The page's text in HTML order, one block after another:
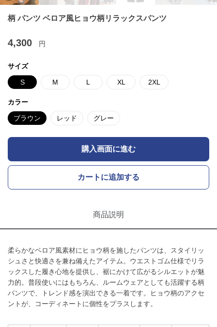
柄 パンツ ベロア風ヒョウ柄リラックスパンツ
4,300 円
サイズ
S M L XL 2XL
カラー
ブラウン レッド グレー
購入画面に進む
カートに追加する
商品説明
柔らかなベロア風素材にヒョウ柄を施したパンツは、スタイリッ
シュさと快適さを兼ね備えたアイテム。ウエストゴム仕様でリラ
ックスした履き心地を提供し、裾にかけて広がるシルエットが魅
力的。普段使いにはもちろん、ルームウェアとしても活躍する柄
パンツで、トレンド感を演出できる一着です。ヒョウ柄のアクセ
ントが、コーディネートに個性をプラスします。